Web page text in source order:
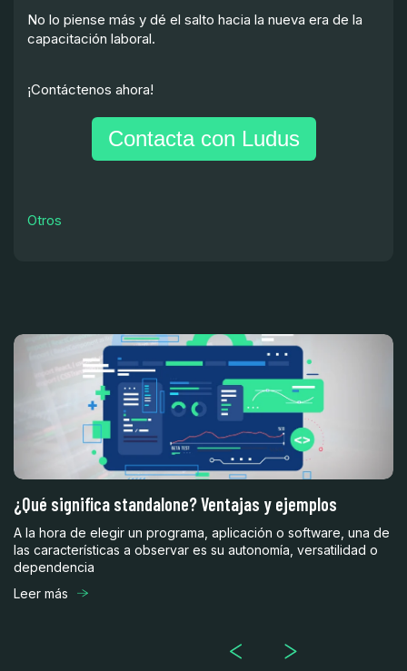
No lo piense más y dé el salto hacia la nueva era de la
capacitación laboral.
¡Contáctenos ahora!
Contacta con Ludus
Otros
¿Qué significa standalone? Ventajas y ejemplos
A la hora de elegir un programa, aplicación o software, una de
las características a observar es su autonomía, versatilidad o
dependencia
Leer más